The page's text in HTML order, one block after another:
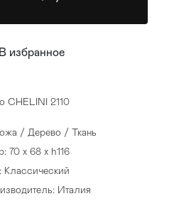
CHELINI 2110
/ Дерево / Ткань
70 x 68 x h116
Классический
Италия
В избранное